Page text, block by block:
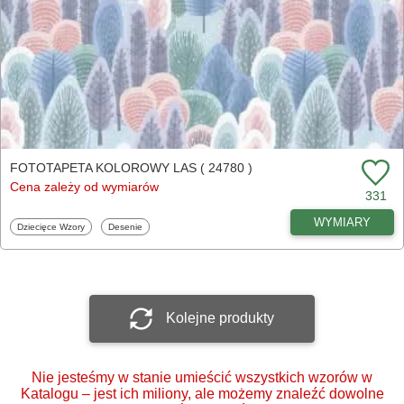
FOTOTAPETA KOLOROWY LAS ( 24780 )
Cena zależy od wymiarów
331
Fototapety
Dziecięce Wzory Fototapety
Desenie WYMIARY
Kolejne produkty
Nie jesteśmy w stanie umieścić wszystkich wzorów w
Katalogu – jest ich miliony, ale możemy znaleźć dowolne